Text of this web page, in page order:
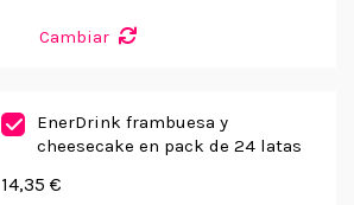
Cambiar
EnerDrink frambuesa y
cheesecake en pack de 24 latas
14,35 €